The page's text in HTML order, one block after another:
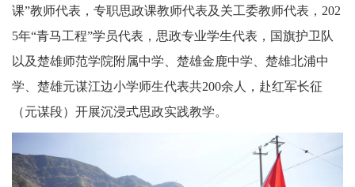
课”教师代表，专职思政课教师代表及关工委教师代表，202
5年“青马工程”学员代表，思政专业学生代表，国旗护卫队
以及楚雄师范学院附属中学、楚雄金鹿中学、楚雄北浦中
学、楚雄元谋江边小学师生代表共200余人，赴红军长征
（元谋段）开展沉浸式思政实践教学。